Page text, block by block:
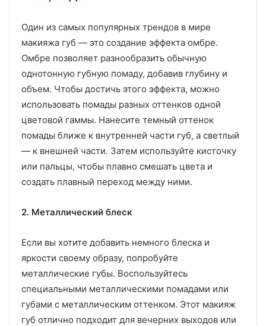
Один из самых популярных трендов в мире
макияжа губ — это создание эффекта омбре.
Омбре позволяет разнообразить обычную
однотонную губную помаду, добавив глубину и
объем. Чтобы достичь этого эффекта, можно
использовать помады разных оттенков одной
цветовой гаммы. Нанесите темный оттенок
помады ближе к внутренней части губ, а светлый
— к внешней части. Затем используйте кисточку
или пальцы, чтобы плавно смешать цвета и
создать плавный переход между ними.
2. Металлический блеск
Если вы хотите добавить немного блеска и
яркости своему образу, попробуйте
металлические губы. Воспользуйтесь
специальными металлическими помадами или
губами с металлическим оттенком. Этот макияж
губ отлично подходит для вечерних выходов или